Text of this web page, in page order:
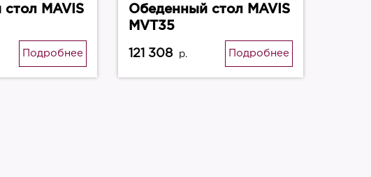
MAVIS
Подробнее
Обеденный стол MAVIS
MVT35
121 308 р. Подробнее